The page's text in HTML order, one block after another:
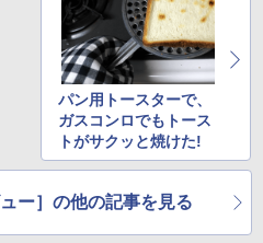
パン用トースターで、
ガスコンロでもトース
トがサクッと焼けた!
ー］の他の記事を見る